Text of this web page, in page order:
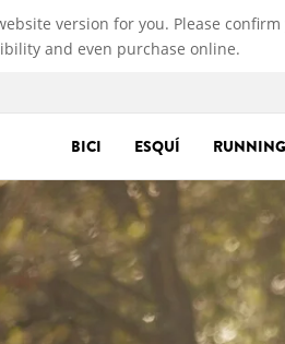
version for you. Please
and even purchase online.
BICI ESQUÍ RUNNING